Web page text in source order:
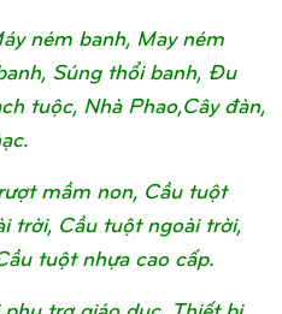
ném banh, May ném
Súng thổi banh, Đu
tuộc, Nhà Phao,Cây đàn,
mầm non, Cầu tuột
trời, Cầu tuột ngoài trời,
tuột nhựa cao cấp.
trợ giáo dục, Thiết bị